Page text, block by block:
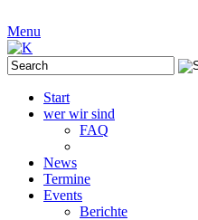
Menu
Start
wer wir sind
FAQ
News
Termine
Events
Berichte